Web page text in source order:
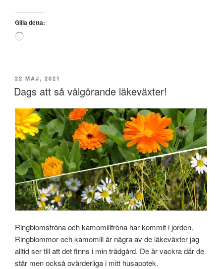
Gilla detta:
Laddar
PUBLICERAT
22 MAJ, 2021
Dags att så välgörande läkeväxter!
Ringblomsfröna och kamomillfröna har kommit i jorden.
Ringblommor och kamomill är några av de läkeväxter jag
alltid ser till att det finns i min trädgård. De är vackra där de
står men också ovärderliga i mitt husapotek.